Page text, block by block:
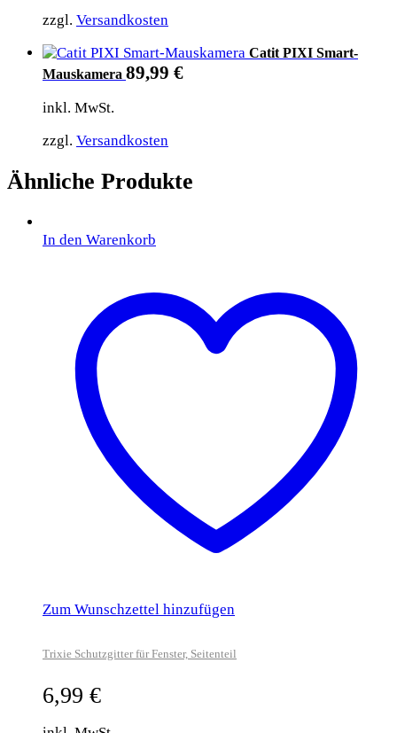
zzgl. Versandkosten
Catit PIXI Smart-
Mauskamera 89,99 €
inkl. MwSt.
zzgl. Versandkosten
Ähnliche Produkte
In den Warenkorb
Zum Wunschzettel hinzufügen
Trixie Schutzgitter für Fenster, Seitenteil
6,99 €